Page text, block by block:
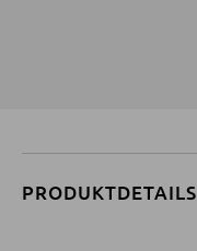
PRODUKTDETAILS